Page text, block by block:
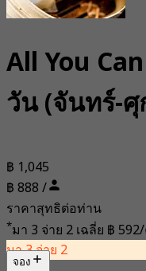
All You
วัน (จันทร์-
฿ 1,045
฿ 888 /
ราคาสุทธิต่อท่าน
*มา 3 จ่าย 2 เฉลี่ย ฿
มา 3 จ่าย 2
จอง